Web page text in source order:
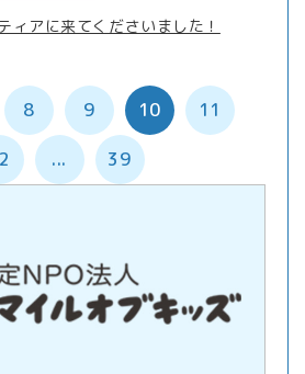
ィアに来てくださいました！
8 9 10 11
... 39